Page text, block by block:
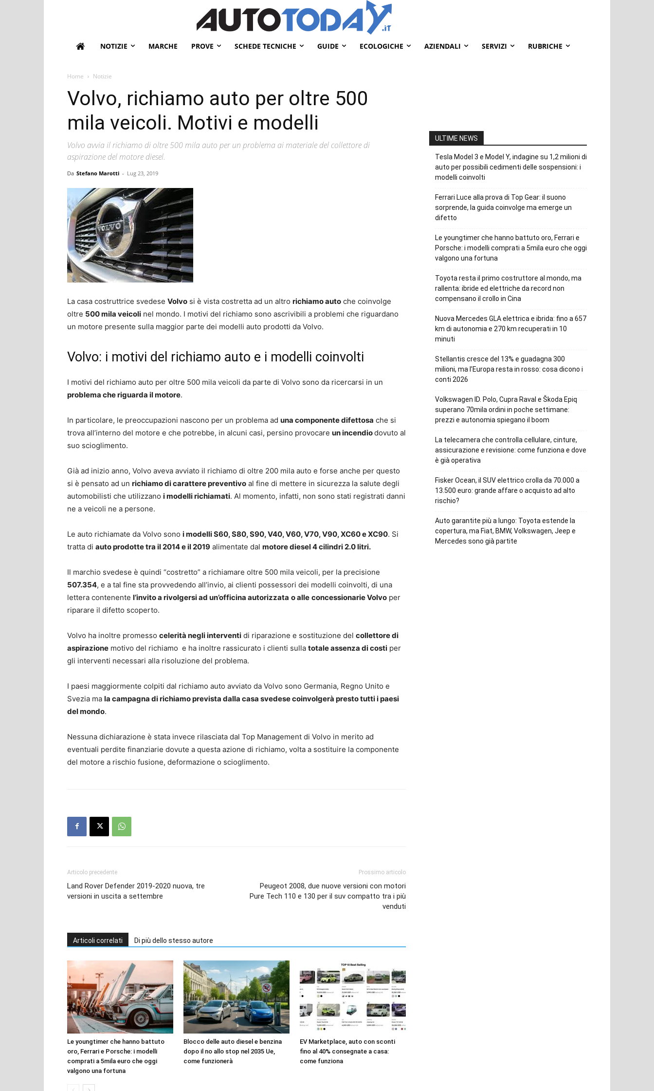
NOTIZIE MARCHE PROVE SCHEDE TECNICHE GUIDE ECOLOGICHE AZIENDALI SERVIZI RUBRICHE
Home Notizie
Volvo, richiamo auto per oltre 500
mila veicoli. Motivi e modelli
Volvo avvia il richiamo di oltre 500 mila auto per un problema ai materiale del collettore di
aspirazione del motore diesel.
Da Stefano Marotti - Lug 23, 2019
La casa costruttrice svedese Volvo si è vista costretta ad un altro richiamo auto che coinvolge
oltre 500 mila veicoli nel mondo. I motivi del richiamo sono ascrivibili a problemi che riguardano
un motore presente sulla maggior parte dei modelli auto prodotti da Volvo.
Volvo: i motivi del richiamo auto e i modelli coinvolti
I motivi del richiamo auto per oltre 500 mila veicoli da parte di Volvo sono da ricercarsi in un
problema che riguarda il motore.
In particolare, le preoccupazioni nascono per un problema ad una componente difettosa che si
trova all’interno del motore e che potrebbe, in alcuni casi, persino provocare un incendiodovuto al
suo scioglimento.
Già ad inizio anno, Volvo aveva avviato il richiamo di oltre 200 mila auto e forse anche per questo
si è pensato ad un richiamo di carattere preventivo al fine di mettere in sicurezza la salute degli
automobilisti che utilizzano i modelli richiamati. Al momento, infatti, non sono stati registrati danni
ne a veicoli ne a persone.
Le auto richiamate da Volvo sono i modelli S60, S80, S90, V40, V60, V70, V90, XC60 e XC90. Si
tratta di auto prodotte tra il 2014 e il 2019 alimentate dal motore diesel 4 cilindri 2.0 litri.
Il marchio svedese è quindi “costretto” a richiamare oltre 500 mila veicoli, per la precisione
507.354, e a tal fine sta provvedendo all’invio, ai clienti possessori dei modelli coinvolti, di una
lettera contenente l’invito a rivolgersi ad un’officina autorizzata o alle concessionarie Volvo per
riparare il difetto scoperto.
Volvo ha inoltre promesso celerità negli interventi di riparazione e sostituzione del collettore di
aspirazione motivo del richiamo e ha inoltre rassicurato i clienti sulla totale assenza di costi per
gli interventi necessari alla risoluzione del problema.
I paesi maggiormente colpiti dal richiamo auto avviato da Volvo sono Germania, Regno Unito e
Svezia ma la campagna di richiamo prevista dalla casa svedese coinvolgerà presto tutti i paesi
del mondo.
Nessuna dichiarazione è stata invece rilasciata dal Top Management di Volvo in merito ad
eventuali perdite finanziarie dovute a questa azione di richiamo, volta a sostituire la componente
del motore a rischio fusione, deformazione o scioglimento.
Articolo precedente
Land Rover Defender 2019-2020 nuova, tre
versioni in uscita a settembre
Prossimo articolo
Peugeot 2008, due nuove versioni con motori
Pure Tech 110 e 130 per il suv compatto tra i più
venduti
Articoli correlati Di più dello stesso autore
Le youngtimer che hanno battuto
oro, Ferrari e Porsche: i modelli
comprati a 5mila euro che oggi
valgono una fortuna
Blocco delle auto diesel e benzina
dopo il no allo stop nel 2035 Ue,
come funzionerà
EV Marketplace, auto con sconti
fino al 40% consegnate a casa:
come funziona
ULTIME NEWS
Tesla Model 3 e Model Y, indagine su 1,2 milioni di
auto per possibili cedimenti delle sospensioni: i
modelli coinvolti
Ferrari Luce alla prova di Top Gear: il suono
sorprende, la guida coinvolge ma emerge un
difetto
Le youngtimer che hanno battuto oro, Ferrari e
Porsche: i modelli comprati a 5mila euro che oggi
valgono una fortuna
Toyota resta il primo costruttore al mondo, ma
rallenta: ibride ed elettriche da record non
compensano il crollo in Cina
Nuova Mercedes GLA elettrica e ibrida: fino a 657
km di autonomia e 270 km recuperati in 10
minuti
Stellantis cresce del 13% e guadagna 300
milioni, ma l’Europa resta in rosso: cosa dicono i
conti 2026
Volkswagen ID. Polo, Cupra Raval e Škoda Epiq
superano 70mila ordini in poche settimane:
prezzi e autonomia spiegano il boom
La telecamera che controlla cellulare, cinture,
assicurazione e revisione: come funziona e dove
è già operativa
Fisker Ocean, il SUV elettrico crolla da 70.000 a
13.500 euro: grande affare o acquisto ad alto
rischio?
Auto garantite più a lungo: Toyota estende la
copertura, ma Fiat, BMW, Volkswagen, Jeep e
Mercedes sono già partite